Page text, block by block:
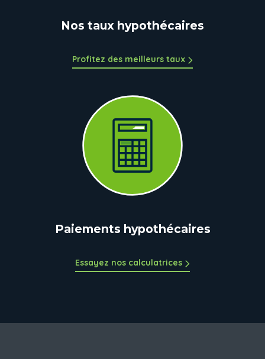
Nos taux hypothécaires
Profitez des meilleurs taux
Paiements hypothécaires
Essayez nos calculatrices